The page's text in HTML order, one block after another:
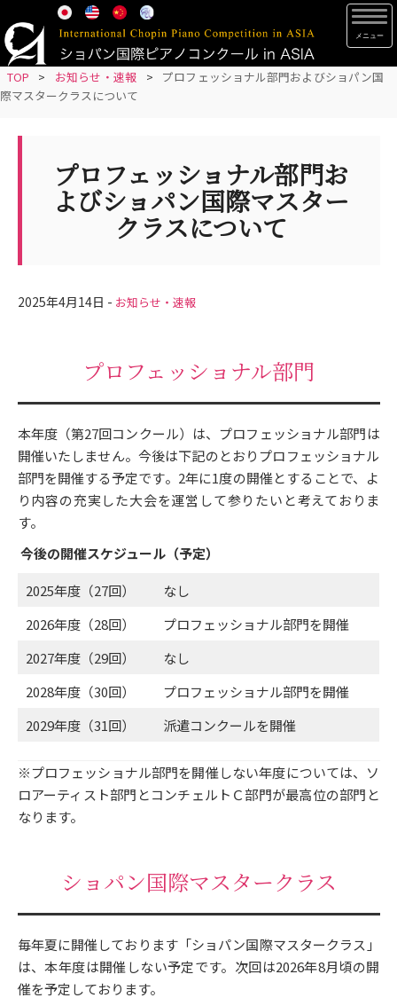
k
p
t
TOP > お知らせ・速報 >
プロフェッショナル部門およびショパン国
際マスタークラスについて
プロフェッショナル部門お
よびショパン国際マスター
クラスについて
2025年4月14日 - お知らせ・速報
プロフェッショナル部門
本年度（第27回コンクール）は、プロフェッショナル部門は
開催いたしません。今後は下記のとおりプロフェッショナル
部門を開催する予定です。2年に1度の開催とすることで、よ
り内容の充実した大会を運営して参りたいと考えておりま
す。
今後の開催スケジュール（予定）
2025年度（27回）
なし
2026年度（28回）
プロフェッショナル部門を開催
2027年度（29回）
なし
2028年度（30回）
プロフェッショナル部門を開催
2029年度（31回）
派遣コンクールを開催
※プロフェッショナル部門を開催しない年度については、ソ
ロアーティスト部門とコンチェルトＣ部門が最高位の部門と
なります。
ショパン国際マスタークラス
毎年夏に開催しております「ショパン国際マスタークラス」
は、本年度は開催しない予定です。次回は2026年8月頃の開
催を予定しております。